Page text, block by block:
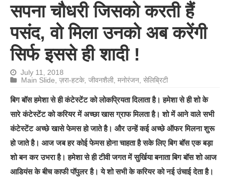
सपना चौधरी जिसको करती हैं
पसंद, वो मिला उनको अब करेंगी
सिर्फ इससे ही शादी !
July 11, 2018
Main Slide ,ज़रा-हटके,जीवनशैली ,मनोरंजन ,सेलिब्रिटी
बिग बॉस हमेशा से ही कंटेस्टेंट को लोकप्रियता दिलाता है। हमेशा से ही शो के
सारे कंटेस्टेंट को करियर में अच्छा खास ग्राफ मिलता है। शो में आने वाले सभी
कंटेस्टेंट अच्छे खासे फेमस हो जाते है। और उन्हें कई अच्छे ऑफर मिलना शुरू
हो जाते है। आज जब हर कोई फेमस होना चाहता है सके लिए बिग बॉस एक बड़ा
शो बन कर उभरा है। हमेशा से ही टीवी जगत में सुर्खिया बनाता बिग बॉस शो आज
आडियंस के बीच काफी पॉपुलर है। ये शो सभी के करियर को नई उंचाई देता है।